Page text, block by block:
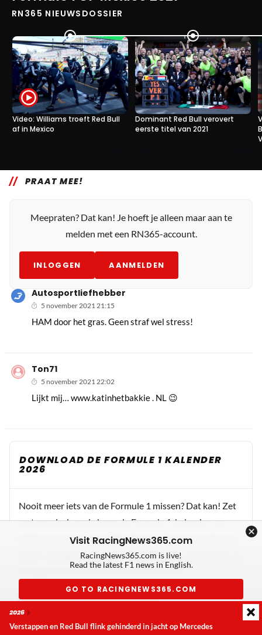
RN365 NIEUWSDOSSIER
Video: Williams troeft Red Bull
af in Mexico
Dominant Red Bull verovert
eerste titel van 2021
PRAAT MEE!
Meepraten? Dat kan! Je hoeft je alleen maar aan te
melden met een RN365-account.
INLOGGEN AANMELDEN
Autosportliefhebber
5 november 2021 21:15
HAM door het gras. Geen straf wel stress!
Ton71
5 november 2021 22:02
Lijkt mij… www.katinhetbakkie . NL 😉
DOWNLOAD DE FORMULE 1 KALENDER
2026
Nooit meer iets van de Formule 1 missen? Dat kan! Zet
met een druk op de knop de Formule 1-kalender van
2026 in jouw agenda. Gebruik de button hieronder om
hem in de agenda van je smartphone of pc te plaatsen en
mis geen seconde van het nieuwe seizoen!
+ TOEVOEGEN AAN AGENDA
We hebben ook een versie met alleen de race en kwalificatie.
Visit RacingNews365.com
RacingNews365.com is live!
Read the latest F1 news in English.
GO TO RACINGNEWS365.COM
2026
Verstappen en Red Bull flink gehinderd in jacht op Mercedes